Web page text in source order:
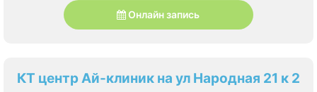
Онлайн запись
КТ центр Ай-клиник на ул Народная 21 к 2